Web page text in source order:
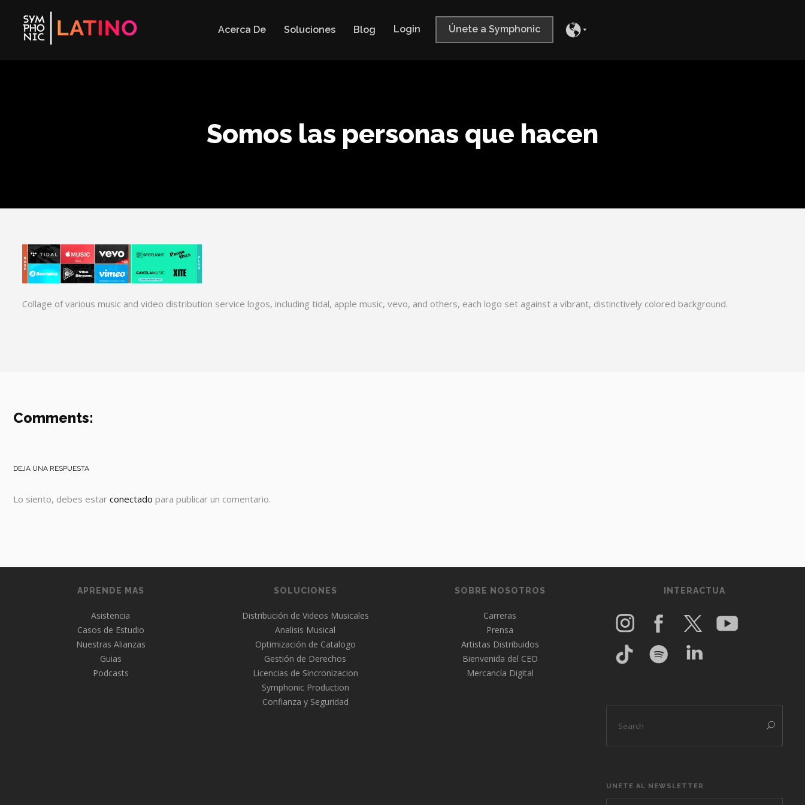
Acerca De Soluciones Blog Login Únete a Symphonic
Somos las personas que hacen
Collage of various music and video distribution service logos, including tidal, apple music, vevo, and others, each logo set against a vibrant, distinctively colored background.
Comments:
DEJA UNA RESPUESTA
Lo siento, debes estar conectado para publicar un comentario.
APRENDE MAS
Asistencia
Casos de Estudio
Nuestras Alianzas
Guias
Podcasts
SOLUCIONES
Distribución de Videos Musicales
Analisis Musical
Optimización de Catalogo
Gestión de Derechos
Licencias de Sincronizacion
Symphonic Production
Confianza y Seguridad
SOBRE NOSOTROS
Carreras
Prensa
Artistas Distribuidos
Bienvenida del CEO
Mercancía Digital
INTERACTUA
UNETE AL NEWSLETTER